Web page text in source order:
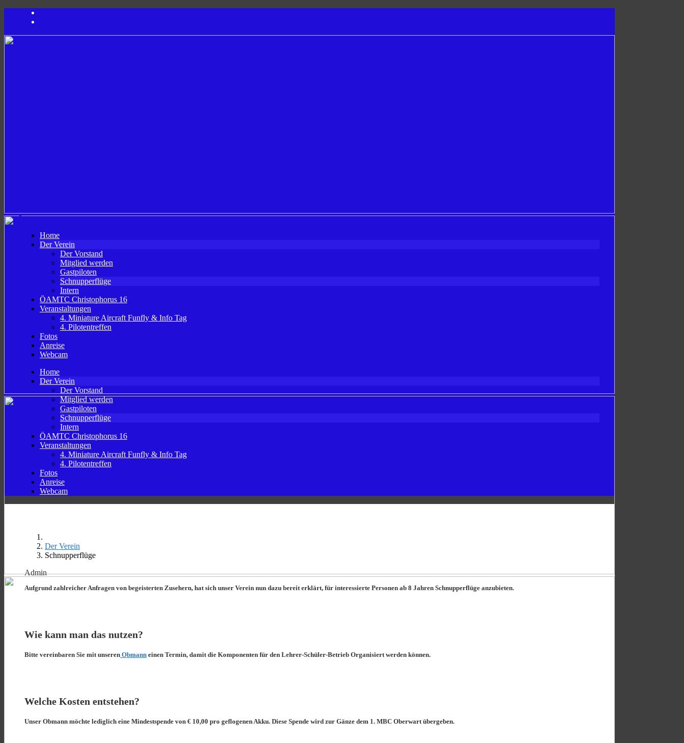
Home
Der Verein
Der Vorstand
Mitglied werden
Gastpiloten
Schnupperflüge
Intern
ÖAMTC Christophorus 16
Veranstaltungen
4. Miniature Aircraft Funfly & Info Tag
4. Pilotentreffen
Fotos
Anreise
Webcam
Skip
Home
Der Verein
Der Vorstand
Mitglied werden
Gastpiloten
Schnupperflüge
Intern
ÖAMTC Christophorus 16
Veranstaltungen
4. Miniature Aircraft Funfly & Info Tag
4. Pilotentreffen
Fotos
Anreise
Webcam
Der Verein
Schnupperflüge
Admin
Aufgrund zahlreicher Anfragen von begeisterten Zusehern, hat sich unser Verein nun dazu bereit erklärt, für interessierte Personen ab 8 Jahren Schnupperflüge anzubieten.
Wie kann man das nutzen?
Bitte vereinbaren Sie mit unseren Obmann einen Termin, damit die Komponenten für den Lehrer-Schüler-Betrieb Organisiert werden können.
Welche Kosten entstehen?
Unser Obmann möchte lediglich eine Mindestspende von € 10,00 pro geflogenen Akku. Diese Spende wird zur Gänze dem 1. MBC Oberwart übergeben.